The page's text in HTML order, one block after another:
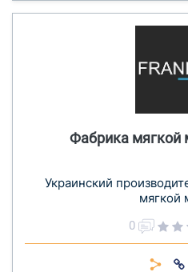
Фабрика мягкой
Украинский
мягкой
0